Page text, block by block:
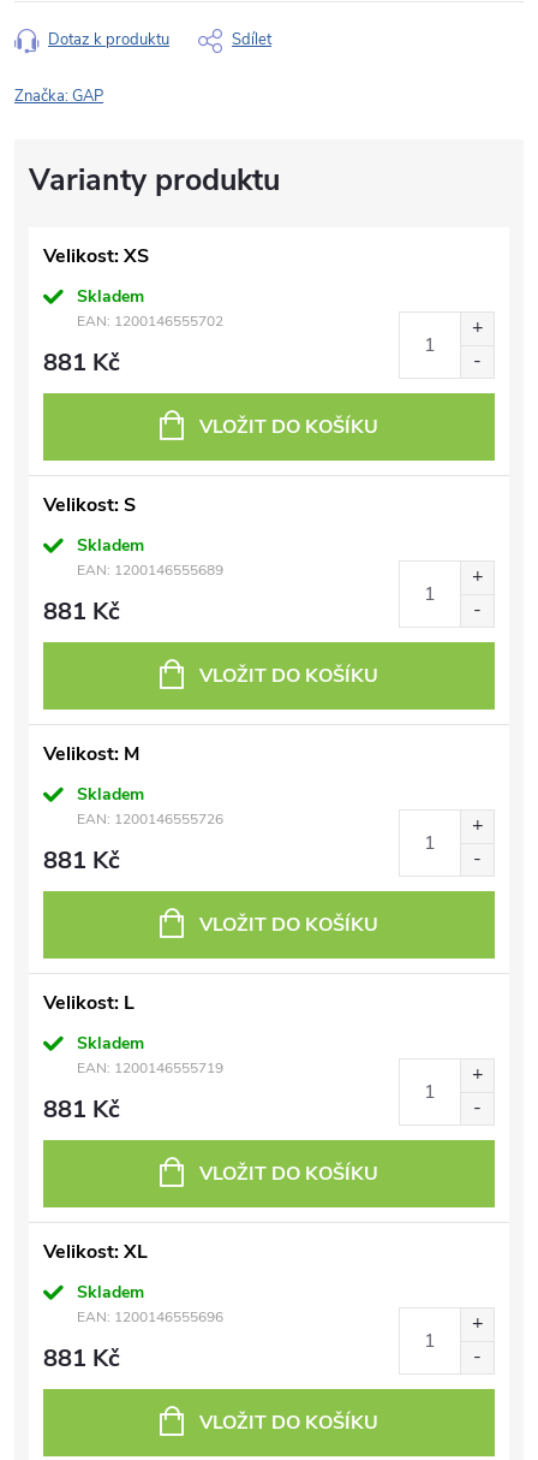
Dotaz k produktu Sdílet
Značka:GAP
Velikost: XS
Skladem
EAN: 1200146555702
881 Kč
VLOŽIT DO KOŠÍKU
Velikost: S
Skladem
EAN: 1200146555689
881 Kč
VLOŽIT DO KOŠÍKU
Velikost: M
Skladem
EAN: 1200146555726
881 Kč
VLOŽIT DO KOŠÍKU
Velikost: L
Skladem
EAN: 1200146555719
881 Kč
VLOŽIT DO KOŠÍKU
Velikost: XL
Skladem
EAN: 1200146555696
881 Kč
VLOŽIT DO KOŠÍKU